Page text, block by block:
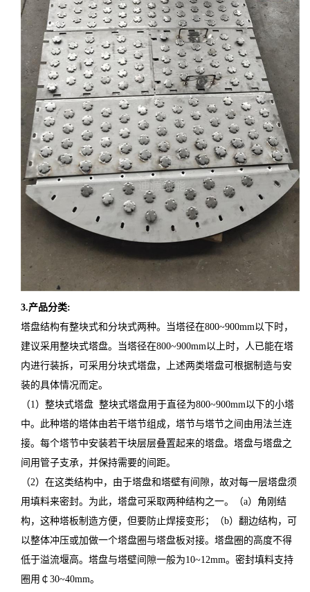
3.产品分类:
塔盘结构有整块式和分块式两种。当塔径在800~900mm以下时，
建议采用整块式塔盘。当塔径在800~900mm以上时，人已能在塔
内进行装拆，可采用分块式塔盘，上述两类塔盘可根据制造与安
装的具体情况而定。
（1） 整块式塔盘 整块式塔盘用于直径为800~900mm以下的小塔
中。此种塔的塔体由若干塔节组成，塔节与塔节之间由用法兰连
接。每个塔节中安装若干块层层叠置起来的塔盘。塔盘与塔盘之
间用管子支承，并保持需要的间距。
（2） 在这类结构中，由于塔盘和塔壁有间隙，故对每一层塔盘须
用填料来密封。为此，塔盘可采取两种结构之一。（a）角刚结
构，这种塔板制造方便，但要防止焊接变形；（b）翻边结构，可
以整体冲压或加做一个塔盘圈与塔盘板对接。塔盘圈的高度不得
低于溢流堰高。塔盘与塔壁间隙一般为10~12mm。密封填料支持
圈用￠30~40mm。